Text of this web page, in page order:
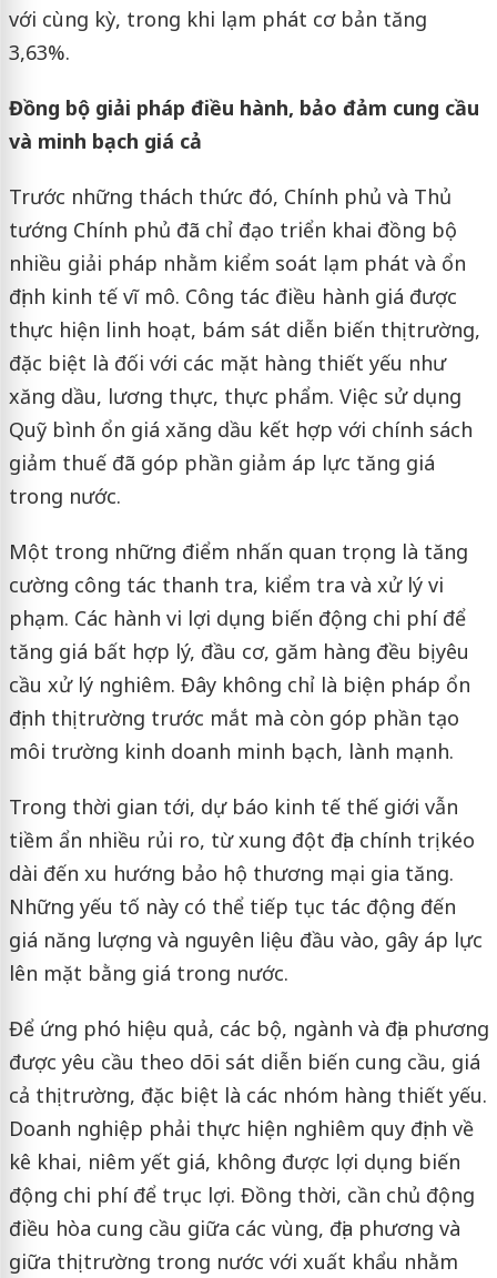
với cùng kỳ, trong khi lạm phát cơ bản tăng
3,63%.
Đồng bộ giải pháp điều hành, bảo đảm cung cầu
và minh bạch giá cả
Trước những thách thức đó, Chính phủ và Thủ
tướng Chính phủ đã chỉ đạo triển khai đồng bộ
nhiều giải pháp nhằm kiểm soát lạm phát và ổn
định kinh tế vĩ mô. Công tác điều hành giá được
thực hiện linh hoạt, bám sát diễn biến thị trường,
đặc biệt là đối với các mặt hàng thiết yếu như
xăng dầu, lương thực, thực phẩm. Việc sử dụng
Quỹ bình ổn giá xăng dầu kết hợp với chính sách
giảm thuế đã góp phần giảm áp lực tăng giá
trong nước.
Một trong những điểm nhấn quan trọng là tăng
cường công tác thanh tra, kiểm tra và xử lý vi
phạm. Các hành vi lợi dụng biến động chi phí để
tăng giá bất hợp lý, đầu cơ, găm hàng đều bị yêu
cầu xử lý nghiêm. Đây không chỉ là biện pháp ổn
định thị trường trước mắt mà còn góp phần tạo
môi trường kinh doanh minh bạch, lành mạnh.
Trong thời gian tới, dự báo kinh tế thế giới vẫn
tiềm ẩn nhiều rủi ro, từ xung đột địa chính trị kéo
dài đến xu hướng bảo hộ thương mại gia tăng.
Những yếu tố này có thể tiếp tục tác động đến
giá năng lượng và nguyên liệu đầu vào, gây áp lực
lên mặt bằng giá trong nước.
Để ứng phó hiệu quả, các bộ, ngành và địa phương
được yêu cầu theo dõi sát diễn biến cung cầu, giá
cả thị trường, đặc biệt là các nhóm hàng thiết yếu.
Doanh nghiệp phải thực hiện nghiêm quy định về
kê khai, niêm yết giá, không được lợi dụng biến
động chi phí để trục lợi. Đồng thời, cần chủ động
điều hòa cung cầu giữa các vùng, địa phương và
giữa thị trường trong nước với xuất khẩu nhằm